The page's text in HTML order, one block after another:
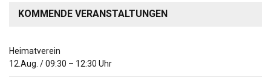
KOMMENDE VERANSTALTUNGEN
Heimatverein
12.Aug. /09:30 – 12:30 Uhr